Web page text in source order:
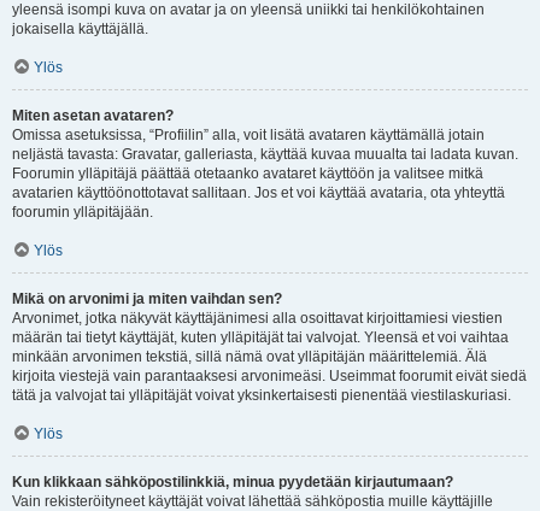
yleensä isompi kuva on avatar ja on yleensä uniikki tai henkilökohtainen
jokaisella käyttäjällä.
Ylös
Miten asetan avataren?
Omissa asetuksissa, “Profiilin” alla, voit lisätä avataren käyttämällä jotain
neljästä tavasta: Gravatar, galleriasta, käyttää kuvaa muualta tai ladata kuvan.
Foorumin ylläpitäjä päättää otetaanko avataret käyttöön ja valitsee mitkä
avatarien käyttöönottotavat sallitaan. Jos et voi käyttää avataria, ota yhteyttä
foorumin ylläpitäjään.
Ylös
Mikä on arvonimi ja miten vaihdan sen?
Arvonimet, jotka näkyvät käyttäjänimesi alla osoittavat kirjoittamiesi viestien
määrän tai tietyt käyttäjät, kuten ylläpitäjät tai valvojat. Yleensä et voi vaihtaa
minkään arvonimen tekstiä, sillä nämä ovat ylläpitäjän määrittelemiä. Älä
kirjoita viestejä vain parantaaksesi arvonimeäsi. Useimmat foorumit eivät siedä
tätä ja valvojat tai ylläpitäjät voivat yksinkertaisesti pienentää viestilaskuriasi.
Ylös
Kun klikkaan sähköpostilinkkiä, minua pyydetään kirjautumaan?
Vain rekisteröityneet käyttäjät voivat lähettää sähköpostia muille käyttäjille